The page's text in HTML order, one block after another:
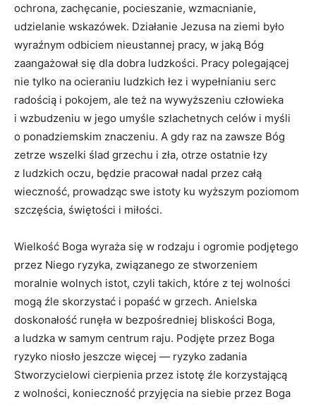
ochrona, zachęcanie, pocieszanie, wzmacnianie,
udzielanie wskazówek. Działanie Jezusa na ziemi było
wyraźnym odbiciem nieustannej pracy, w jaką Bóg
zaangażował się dla dobra ludzkości. Pracy polegającej
nie tylko na ocieraniu ludzkich łez i wypełnianiu serc
radością i pokojem, ale też na wywyższeniu człowieka
i wzbudzeniu w jego umyśle szlachetnych celów i myśli
o ponadziemskim znaczeniu. A gdy raz na zawsze Bóg
zetrze wszelki ślad grzechu i zła, otrze ostatnie łzy
z ludzkich oczu, będzie pracował nadal przez całą
wieczność, prowadząc swe istoty ku wyższym poziomom
szczęścia, świętości i miłości.
Wielkość Boga wyraża się w rodzaju i ogromie podjętego
przez Niego ryzyka, związanego ze stworzeniem
moralnie wolnych istot, czyli takich, które z tej wolności
mogą źle skorzystać i popaść w grzech. Anielska
doskonałość runęła w bezpośredniej bliskości Boga,
a ludzka w samym centrum raju. Podjęte przez Boga
ryzyko niosło jeszcze więcej — ryzyko zadania
Stworzycielowi cierpienia przez istotę źle korzystającą
z wolności, konieczność przyjęcia na siebie przez Boga